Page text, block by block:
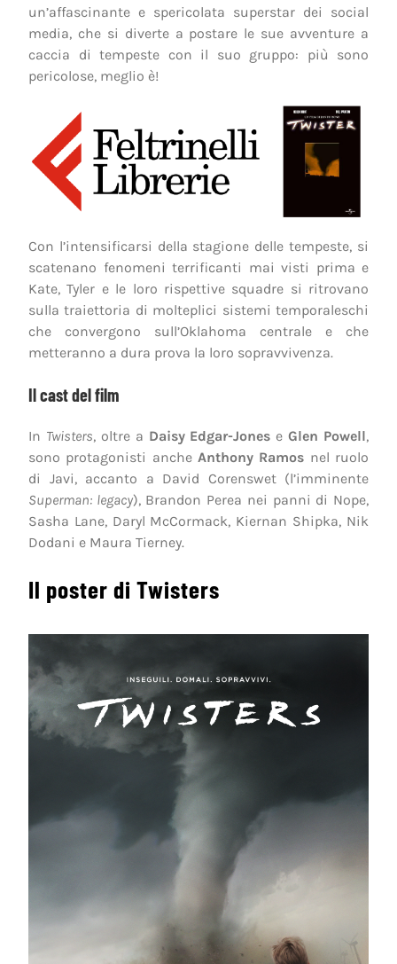
un’affascinante e spericolata superstar dei social
media, che si diverte a postare le sue avventure a
caccia di tempeste con il suo gruppo: più sono
pericolose, meglio è!
Con l’intensificarsi della stagione delle tempeste, si
scatenano fenomeni terrificanti mai visti prima e
Kate, Tyler e le loro rispettive squadre si ritrovano
sulla traiettoria di molteplici sistemi temporaleschi
che convergono sull’Oklahoma centrale e che
metteranno a dura prova la loro sopravvivenza.
Il cast del film
In Twisters, oltre a Daisy Edgar-Jones eGlen Powell,
sono protagonisti anche Anthony Ramos nel ruolo
di Javi, accanto a David Corenswet (l’imminente
Superman: legacy), Brandon Perea nei panni di Nope,
Sasha Lane, Daryl McCormack, Kiernan Shipka, Nik
Dodani e Maura Tierney.
Il poster di Twisters